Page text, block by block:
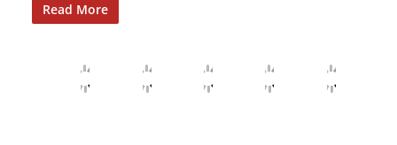
Read More